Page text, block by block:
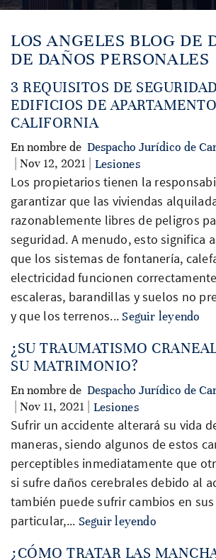
LOS ANGELES BLOG DE
DE DAÑOS PERSONALES
3 REQUISITOS DE
EDIFICIOS DE
CALIFORNIA
En nombre de Despacho Jurídico de
| Nov 12, 2021 |
Lesiones
Los propietarios tienen la
garantizar que las viviendas
razonablemente libres de peligros
seguridad. A menudo, esto significa
que los sistemas de fontanería,
electricidad funcionen
escaleras, barandillas y suelos no
y que los terrenos... Seguir leyendo
¿SU TRAUMATISMO
SU MATRIMONIO?
En nombre de Despacho Jurídico de
| Nov 11, 2021 |
Lesiones
Sufrir un accidente alterará su vida
maneras, siendo algunos de estos
perceptibles inmediatamente que
si sufre daños cerebrales debido al
también puede sufrir cambios en
particular,... Seguir leyendo
¿CÓMO TRATAR LAS